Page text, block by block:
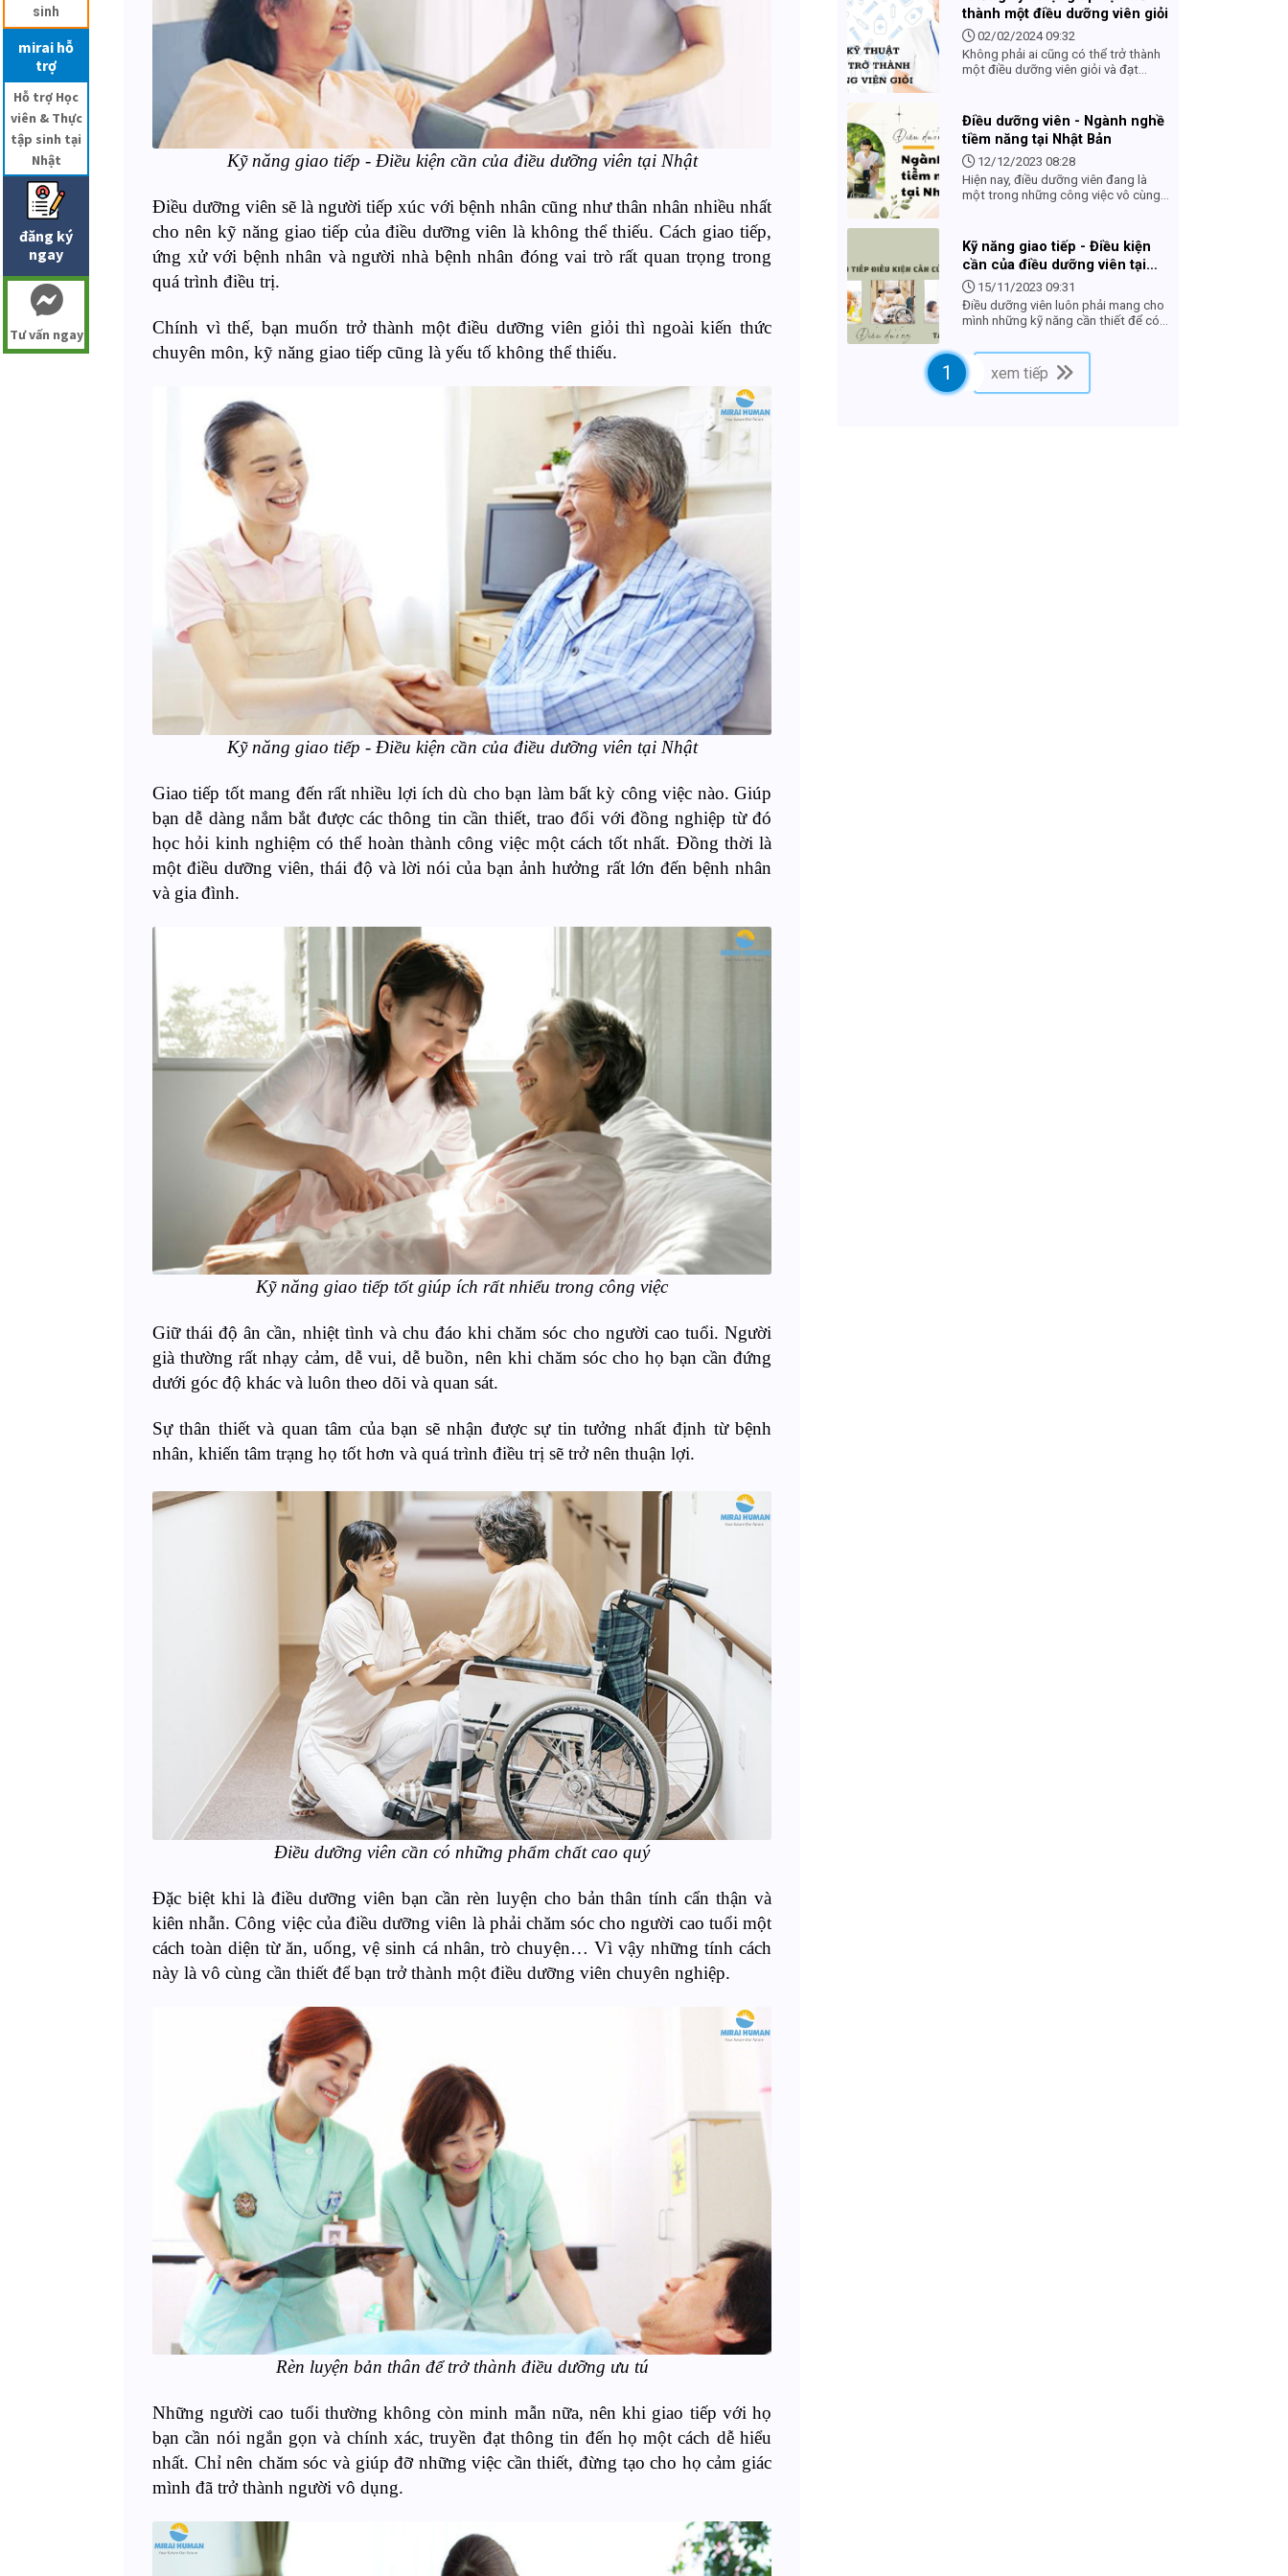
sinh
mirai hỗ
trợ
Hỗ trợ Học
viên & Thực
tập sinh tại
Nhật
đăng ký
ngay
Tư vấn ngay
Kỹ năng giao tiếp - Điều kiện cần của điều dưỡng viên tại Nhật
Điều dưỡng viên sẽ là người tiếp xúc với bệnh nhân cũng như thân nhân nhiều nhất
cho nên kỹ năng giao tiếp của điều dưỡng viên là không thể thiếu. Cách giao tiếp,
ứng xử với bệnh nhân và người nhà bệnh nhân đóng vai trò rất quan trọng trong
quá trình điều trị.
Chính vì thế, bạn muốn trở thành một điều dưỡng viên giỏi thì ngoài kiến thức
chuyên môn, kỹ năng giao tiếp cũng là yếu tố không thể thiếu.
Kỹ năng giao tiếp - Điều kiện cần của điều dưỡng viên tại Nhật
Giao tiếp tốt mang đến rất nhiều lợi ích dù cho bạn làm bất kỳ công việc nào. Giúp
bạn dễ dàng nắm bắt được các thông tin cần thiết, trao đổi với đồng nghiệp từ đó
học hỏi kinh nghiệm có thể hoàn thành công việc một cách tốt nhất. Đồng thời là
một điều dưỡng viên, thái độ và lời nói của bạn ảnh hưởng rất lớn đến bệnh nhân
và gia đình.
Kỹ năng giao tiếp tốt giúp ích rất nhiểu trong công việc
Giữ thái độ ân cần, nhiệt tình và chu đáo khi chăm sóc cho người cao tuổi. Người
già thường rất nhạy cảm, dễ vui, dễ buồn, nên khi chăm sóc cho họ bạn cần đứng
dưới góc độ khác và luôn theo dõi và quan sát.
Sự thân thiết và quan tâm của bạn sẽ nhận được sự tin tưởng nhất định từ bệnh
nhân, khiến tâm trạng họ tốt hơn và quá trình điều trị sẽ trở nên thuận lợi.
Điều dưỡng viên cần có những phẩm chất cao quý
Đặc biệt khi là điều dưỡng viên bạn cần rèn luyện cho bản thân tính cẩn thận và
kiên nhẫn. Công việc của điều dưỡng viên là phải chăm sóc cho người cao tuổi một
cách toàn diện từ ăn, uống, vệ sinh cá nhân, trò chuyện… Vì vậy những tính cách
này là vô cùng cần thiết để bạn trở thành một điều dưỡng viên chuyên nghiệp.
Rèn luyện bản thân để trở thành điều dưỡng ưu tú
Những người cao tuổi thường không còn minh mẫn nữa, nên khi giao tiếp với họ
bạn cần nói ngắn gọn và chính xác, truyền đạt thông tin đến họ một cách dễ hiểu
nhất. Chỉ nên chăm sóc và giúp đỡ những việc cần thiết, đừng tạo cho họ cảm giác
mình đã trở thành người vô dụng.
vì tuổi già và bệnh tật. Vì thế, một
Điều dưỡng viên luôn phải mang
trong mình những phẩm chất đáng
quý của một người làm ngành y tế
“Lương y như từ mẫu”
thành một điều dưỡng viên giỏi
02/02/2024 09:32
Không phải ai cũng có thể trở thành
một điều dưỡng viên giỏi và đạt
thành một điều dưỡng viên giỏi, sẽ
giúp ích rất nhiều cho các bạn trong
quá trình hoàn thành công việc của
mình.
Điều dưỡng viên - Ngành nghề
tiềm năng tại Nhật Bản
12/12/2023 08:28
Hiện nay, điều dưỡng viên đang là
một trong những công việc vô cùng
Bản ngày càng trầm trọng nên điều
dưỡng viên đang là đơn hàng tiềm
năng.
Kỹ năng giao tiếp - Điều kiện
cần của điều dưỡng viên tại
Nhật15/11/2023 09:31
Điều dưỡng viên luôn phải mang cho
mình những kỹ năng cần thiết để có
già một cách tốt nhất, đặc biệt là kỹ
năng giao tiếp.
1 xem tiếp